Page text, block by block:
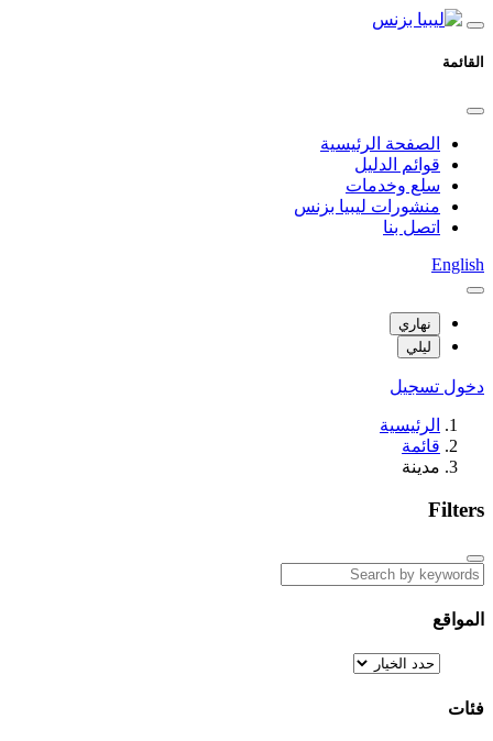
القائمة
الصفحة الرئيسية
قوائم الدليل
سلع وخدمات
منشورات ليبيا بزنس
اتصل بنا
English
نهاري
ليلي
دخول تسجيل
الرئيسية
قائمة
مدينة
Filters
المواقع
فئات